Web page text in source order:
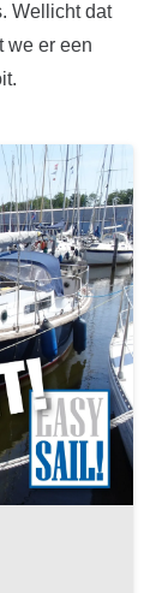
Wellicht dat
we er een